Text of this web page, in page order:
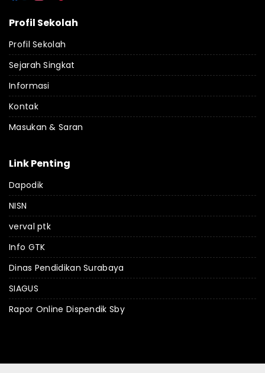
Profil Sekolah
Profil Sekolah
Sejarah Singkat
Informasi
Kontak
Masukan & Saran
Link Penting
Dapodik
NISN
verval ptk
Info GTK
Dinas Pendidikan Surabaya
SIAGUS
Rapor Online Dispendik Sby